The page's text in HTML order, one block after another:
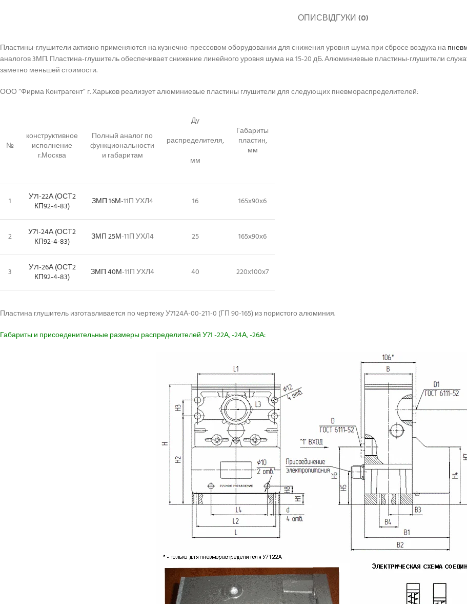
ОПИСВІДГУКИ (0)
Пластины-глушители активно применяются на кузнечно-прессовом оборудовании для снижения уровня шума при сбросе воздуха на
аналогов 3МП. Пластина-глушитель обеспечивает снижение линейного уровня шума на 15-20 дБ. Алюминиевые пластины-глушители
заметно меньшей стоимости.
ООО “Фирма Контрагент” г. Харьков реализует алюминиевые пластины глушители для следующих пневмораспределителей:
№
конструктивное
исполнение
г.Москва
Полный аналог по
функциональности
и габаритам
Ду
распределителя,
мм
Габариты
пластин,
мм
1
У71-22А (ОСТ2
КП92-4-83)
ЗМП 16М-11П УХЛ4 16 165х90х6
2
У71-24А (ОСТ2
КП92-4-83)
ЗМП 25М-11П УХЛ4 25 165х90х6
3
У71-26А (ОСТ2
КП92-4-83)
ЗМП 40М-11П УХЛ4 40 220х100х7
Пластина глушитель изготавливается по чертежу У7124А-00-211-0 (ГП 90-165) из пористого алюминия.
Габариты и присоеденительные размеры распределителей У71 -22А, -24А, -26А: